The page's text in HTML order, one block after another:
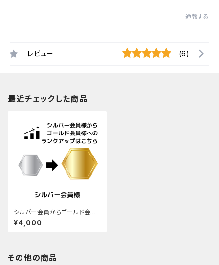
通報する
レビュー (6)
最近チェックした商品
シルバー会員からゴールド会員
へのランクアップはこちら (現シ
ルバー会員様専用)
¥4,000
その他の商品